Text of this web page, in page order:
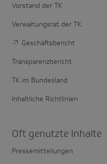
Vorstand der TK
Verwaltungsrat der TK
Geschäftsbericht
Transparenzbericht
TK im Bundesland
Inhaltliche Richtlinien
Oft genutzte Inhalte
Pressemitteilungen